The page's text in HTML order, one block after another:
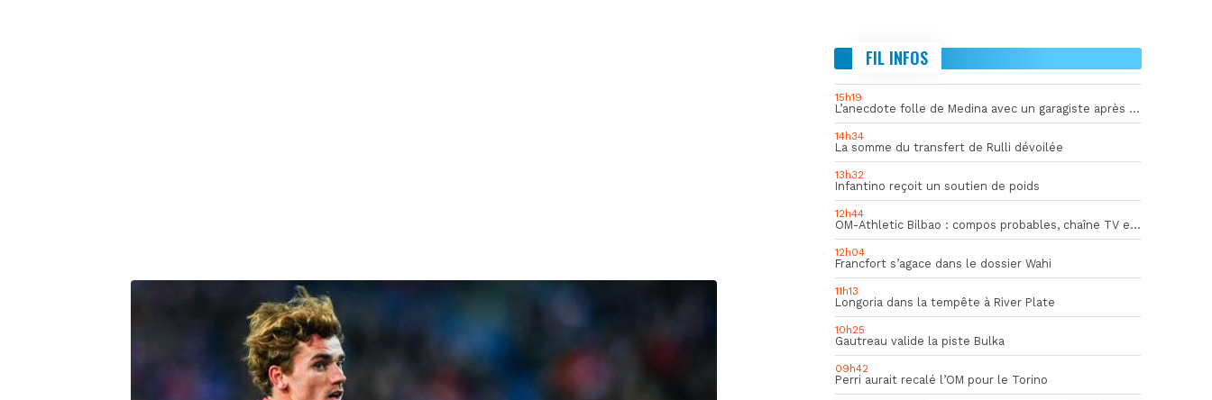
FIL INFOS
15h19
L’anecdote folle de Medina avec un garagiste après le Mondial
14h34
La somme du transfert de Rulli dévoilée
13h32
Infantino reçoit un soutien de poids
12h44
OM-Athletic Bilbao : compos probables, chaîne TV et heure du match
12h04
Francfort s’agace dans le dossier Wahi
11h13
Longoria dans la tempête à River Plate
10h25
Gautreau valide la piste Bulka
09h42
Perri aurait recalé l’OM pour le Torino